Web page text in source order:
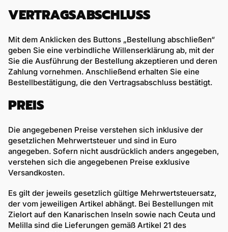
VERTRAGSABSCHLUSS
Mit dem Anklicken des Buttons „Bestellung abschließen“
geben Sie eine verbindliche Willenserklärung ab, mit der
Sie die Ausführung der Bestellung akzeptieren und deren
Zahlung vornehmen. Anschließend erhalten Sie eine
Bestellbestätigung, die den Vertragsabschluss bestätigt.
PREIS
Die angegebenen Preise verstehen sich inklusive der
gesetzlichen Mehrwertsteuer und sind in Euro
angegeben. Sofern nicht ausdrücklich anders angegeben,
verstehen sich die angegebenen Preise exklusive
Versandkosten.
Es gilt der jeweils gesetzlich gültige Mehrwertsteuersatz,
der vom jeweiligen Artikel abhängt. Bei Bestellungen mit
Zielort auf den Kanarischen Inseln sowie nach Ceuta und
Melilla sind die Lieferungen gemäß Artikel 21 des